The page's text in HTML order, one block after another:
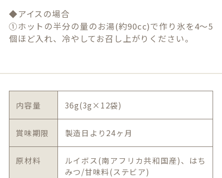
◆アイスの場合
①ホットの半分の量のお湯(約90cc)で作り氷を4～5
個ほど入れ、冷やしてお召し上がりください。
内容量 36g(3g×12袋)
賞味期限 製造日より24ヶ月
原材料
ルイボス(南アフリカ共和国産)、はち
みつ/甘味料(ステビア)